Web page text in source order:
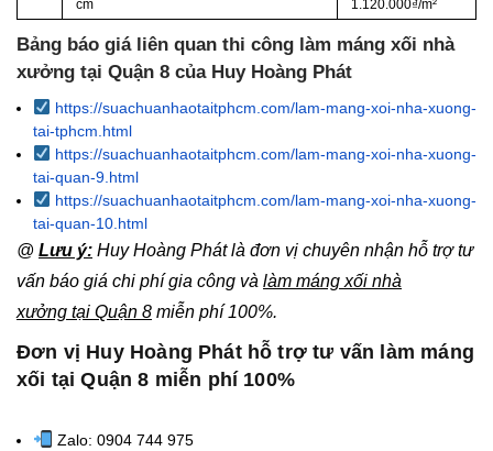
cm 1.120.000₫/m²
Bảng báo giá liên quan thi công làm máng xối nhà
xưởng tại Quận 8 của Huy Hoàng Phát
https://suachuanhaotaitphcm.com/lam-mang-xoi-nha-xuong-
tai-tphcm.html
https://suachuanhaotaitphcm.com/lam-mang-xoi-nha-xuong-
tai-quan-9.html
https://suachuanhaotaitphcm.com/lam-mang-xoi-nha-xuong-
tai-quan-10.html
@ Lưu ý: Huy Hoàng Phát là đơn vị chuyên nhận hỗ trợ tư
vấn báo giá chi phí gia công và làm máng xối nhà
xưởng tại Quận 8 miễn phí 100%.
Đơn vị Huy Hoàng Phát hỗ trợ tư vấn làm máng
xối tại Quận 8 miễn phí 100%
Zalo: 0904 744 975